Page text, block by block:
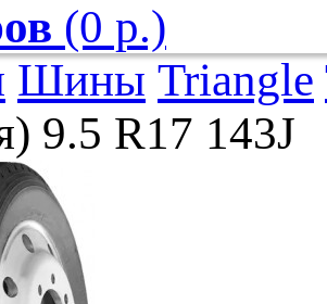
(0 р.)
Шины Triangle
9.5 R17 143J